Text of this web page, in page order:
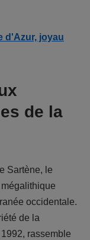
d'Azur, joyau
de la
Sartène, le
occidentale.
de la
rassemble